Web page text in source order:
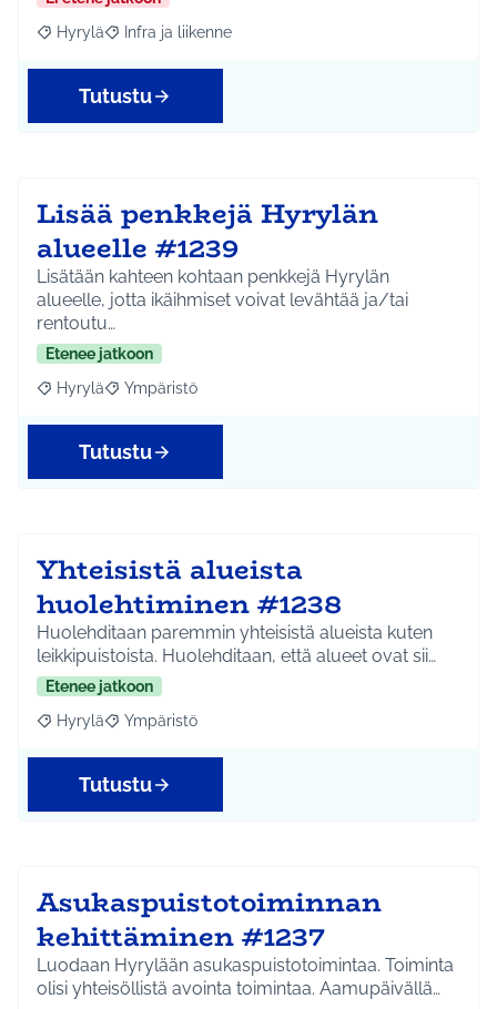
Rajaa tulokset aihepiirin mukaan: Hyrylä
Hyrylä Rajaa tulokset teeman mukaan: Infra ja liikenne
Infra ja liikenne
Tutustu
Lisää penkkejä Hyrylän
alueelle #1239
Lisätään kahteen kohtaan penkkejä Hyrylän
alueelle, jotta ikäihmiset voivat levähtää ja/tai
rentoutu…
Etenee jatkoon
Rajaa tulokset aihepiirin mukaan: Hyrylä
Hyrylä Rajaa tulokset teeman mukaan: Ympäristö
Ympäristö
Tutustu
Yhteisistä alueista
huolehtiminen #1238
Huolehditaan paremmin yhteisistä alueista kuten
leikkipuistoista. Huolehditaan, että alueet ovat sii…
Etenee jatkoon
Rajaa tulokset aihepiirin mukaan: Hyrylä
Hyrylä Rajaa tulokset teeman mukaan: Ympäristö
Ympäristö
Tutustu
Asukaspuistotoiminnan
kehittäminen #1237
Luodaan Hyrylään asukaspuistotoimintaa. Toiminta
olisi yhteisöllistä avointa toimintaa. Aamupäivällä…